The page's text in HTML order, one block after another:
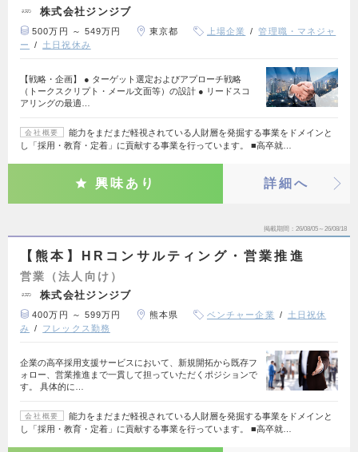
株式会社ジンジブ
500万円 ～ 549万円 東京都 上場企業
管理職・マネジャ
ー
土日祝休み
【戦略・企画】 ● ターゲット選定およびアプローチ戦略
（トークスクリプト・メール文面等）の設計 ● リードスコ
アリングの最適…
会社概要
能力をまだまだ軽視されている人財層を発掘する事業をドメインと
し「採用・教育・定着」に貢献する事業を行っています。 ■高卒就…
興味あり 詳細へ
掲載期間 26/08/05～26/08/18
【熊本】HRコンサルティング・営業推進
営業（法人向け）
株式会社ジンジブ
400万円 ～ 599万円 熊本県 ベンチャー企業
土日祝休
み
フレックス勤務
企業の高卒採用支援サービスにおいて、新規開拓から既存フ
ォロー、営業推進まで一貫して担っていただくポジションで
す。 具体的に…
会社概要
能力をまだまだ軽視されている人財層を発掘する事業をドメインと
し「採用・教育・定着」に貢献する事業を行っています。 ■高卒就…